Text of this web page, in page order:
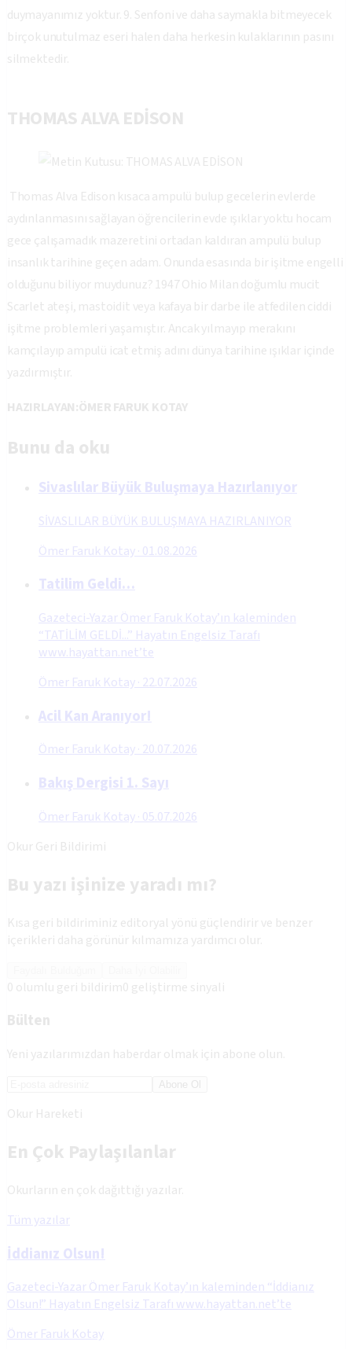
duymayanımız yoktur. 9. Senfoni ve daha saymakla bitmeyecek
birçok unutulmaz eseri halen daha herkesin kulaklarının pasını
silmektedir.
THOMAS ALVA EDİSON
Thomas Alva Edison kısaca ampulü bulup gecelerin evlerde
aydınlanmasını sağlayan öğrencilerin evde ışıklar yoktu hocam
gece çalışamadık mazeretini ortadan kaldıran ampulü bulup
insanlık tarihine geçen adam. Onunda esasında bir işitme engelli
olduğunu biliyor muydunuz? 1947 Ohio Milan doğumlu mucit
Scarlet ateşi, mastoidit veya kafaya bir darbe ile atfedilen ciddi
işitme problemleri yaşamıştır. Ancak yılmayıp merakını
kamçılayıp ampulü icat etmiş adını dünya tarihine ışıklar içinde
yazdırmıştır.
HAZIRLAYAN:ÖMER FARUK KOTAY
Bunu da oku
Sivaslılar Büyük Buluşmaya Hazırlanıyor
SİVASLILAR BÜYÜK BULUŞMAYA HAZIRLANIYOR
Ömer Faruk Kotay· 01.08.2026
Tatilim Geldi…
Gazeteci-Yazar Ömer Faruk Kotay’ın kaleminden
“TATİLİM GELDİ...” Hayatın Engelsiz Tarafı
www.hayattan.net’te
Ömer Faruk Kotay· 22.07.2026
Acil Kan Aranıyor!
Ömer Faruk Kotay·20.07.2026
Bakış Dergisi 1. Sayı
Ömer Faruk Kotay· 05.07.2026
Okur Geri Bildirimi
Bu yazı işinize yaradı mı?
Kısa geri bildiriminiz editoryal yönü güçlendirir ve benzer
içerikleri daha görünür kılmamıza yardımcı olur.
0 olumlu geri bildirim0 geliştirme sinyali
Bülten
Yeni yazılarımızdan haberdar olmak için abone olun.
Abone Ol
Okur Hareketi
En Çok Paylaşılanlar
Okurların en çok dağıttığı yazılar.
Tüm yazılar
İddianız Olsun!
Gazeteci-Yazar Ömer Faruk Kotay’ın kaleminden “İddianız
Olsun!” Hayatın Engelsiz Tarafı www.hayattan.net’te
Ömer Faruk Kotay